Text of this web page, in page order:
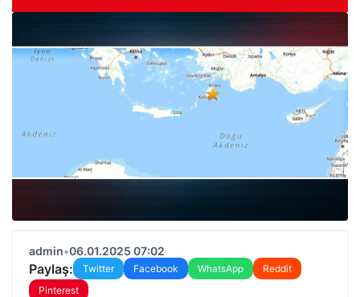
admin•06.01.2025 07:02
Paylaş: Twitter Facebook WhatsApp
Reddit
Pinterest